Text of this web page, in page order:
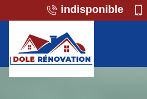
indisponible